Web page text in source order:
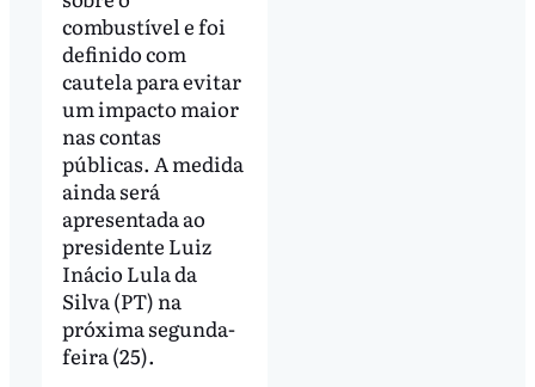
combustível e foi
definido com
cautela para evitar
um impacto maior
nas contas
públicas. A medida
ainda será
apresentada ao
presidente Luiz
Inácio Lula da
Silva (PT) na
próxima segunda-
feira (25).